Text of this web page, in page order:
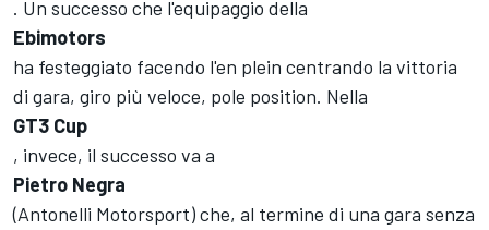
. Un successo che l'equipaggio della
Ebimotors
ha festeggiato facendo l'en plein centrando la vittoria
di gara, giro più veloce, pole position. Nella
GT3 Cup
, invece, il successo va a
Pietro Negra
(Antonelli Motorsport) che, al termine di una gara senza